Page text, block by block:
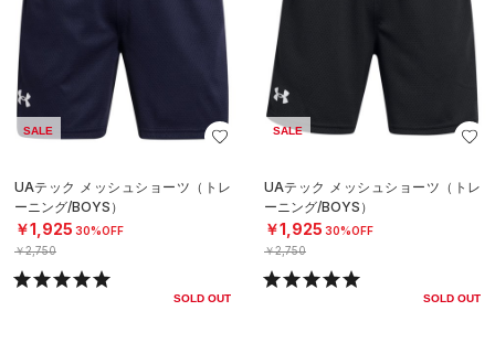
SALE
UAテック メッシュショーツ（トレ
ーニング/BOYS）
￥1,925 30%OFF
￥2,750
SOLD OUT
SALE
UAテック メッシュショーツ（トレ
ーニング/BOYS）
￥1,925 30%OFF
￥2,750
SOLD OUT